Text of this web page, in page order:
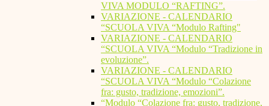
VIVA MODULO “RAFTING”.
VARIAZIONE - CALENDARIO
“SCUOLA VIVA “Modulo Rafting"
VARIAZIONE - CALENDARIO
“SCUOLA VIVA “Modulo “Tradizione in
evoluzione”.
VARIAZIONE - CALENDARIO
“SCUOLA VIVA “Modulo “Colazione
fra: gusto, tradizione, emozioni”.
“Modulo “Colazione fra: gusto, tradizione,